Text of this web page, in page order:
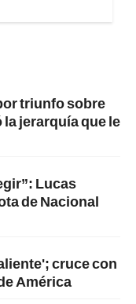
triunfo sobre
jerarquía que le
Lucas
de Nacional
cruce con
América